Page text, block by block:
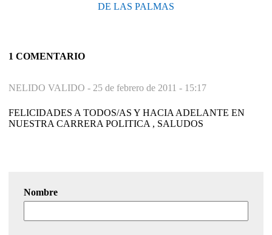
DE LAS PALMAS
1 COMENTARIO
NELIDO VALIDO - 25 de febrero de 2011 - 15:17
FELICIDADES A TODOS/AS Y HACIA ADELANTE EN
NUESTRA CARRERA POLITICA , SALUDOS
Nombre